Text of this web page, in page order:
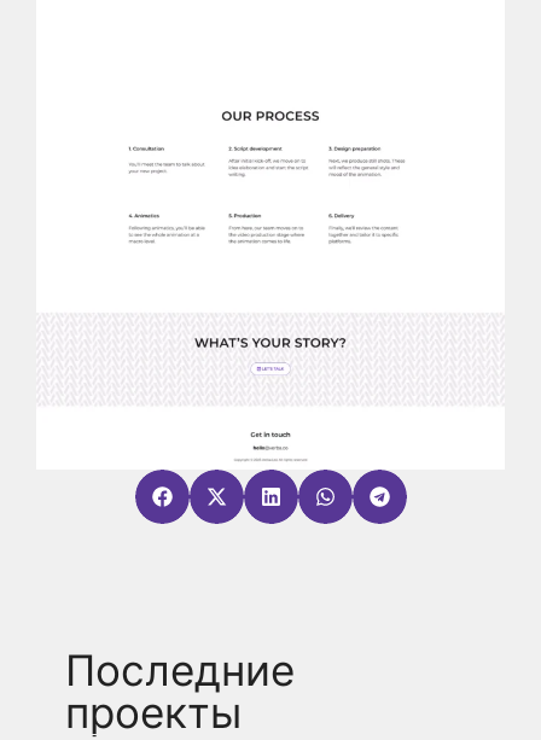
Последние
проекты